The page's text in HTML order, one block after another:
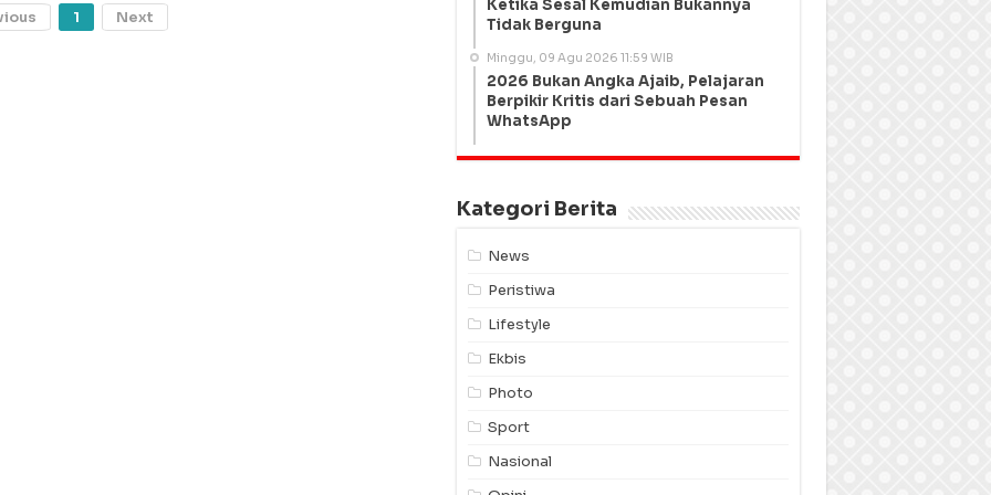
1 Next
Ketika Sesal Kemudian Bukannya
Tidak Berguna
Minggu, 09 Agu 2026 11:59 WIB
2026 Bukan Angka Ajaib, Pelajaran
Berpikir Kritis dari Sebuah Pesan
WhatsApp
Kategori Berita
News
Peristiwa
Lifestyle
Ekbis
Photo
Sport
Nasional